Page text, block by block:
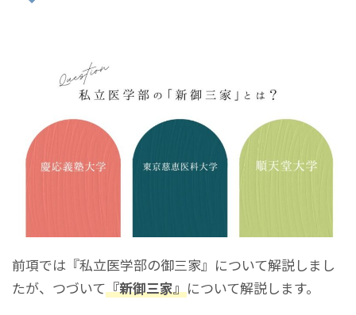
前項では『私立医学部の御三家』について解説しまし
たが、つづいて『新御三家』について解説します。